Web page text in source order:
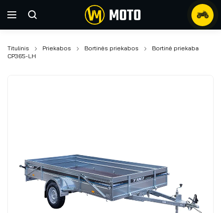
Titulinis Priekabos Bortinės priekabos
Bortinė priekaba
CP365-LH